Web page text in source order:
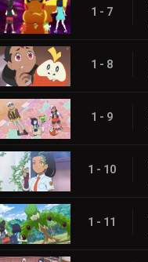
1 - 7
1 - 8
1 - 9
1 - 10
1 - 11